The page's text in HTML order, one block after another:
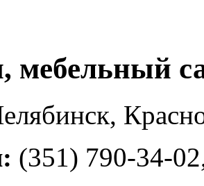
мебельный
,
(351) 790-34-